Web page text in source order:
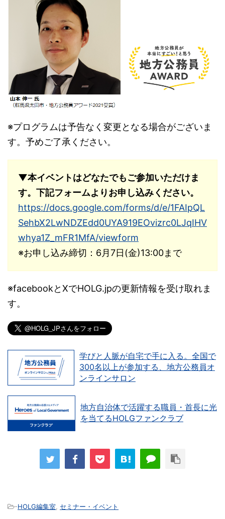
※プログラムは予告なく変更となる場合がございま
す。予めご了承ください。
▼本イベントはどなたでもご参加いただけま
す。下記フォームよりお申し込みください。
https://docs.google.com/forms/d/e/1FAIpQL
SehbX2LwNDZEdd0UYA919EOvizrc0LJqIHV
whya1Z_mFR1MfA/viewform
※お申し込み締切：6月7日(金)13:00まで
※facebookとXでHOLG.jpの更新情報を受け取れま
す。
学びと人脈が自宅で手に入る。全国で
300名以上が参加する、地方公務員オ
ンラインサロン
地方自治体で活躍する職員・首長に光
を当てるHOLGファンクラブ
-HOLG編集室, セミナー・イベント